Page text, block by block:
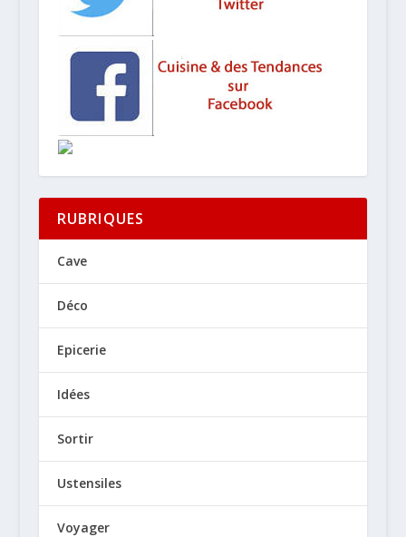
RUBRIQUES
Cave
Déco
Epicerie
Idées
Sortir
Ustensiles
Voyager